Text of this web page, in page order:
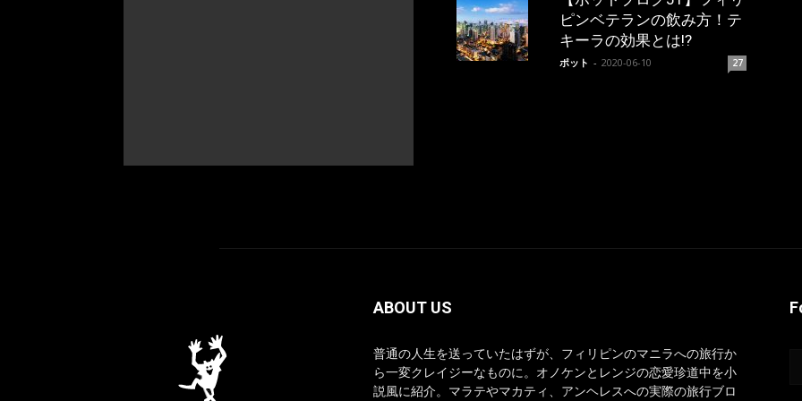
ピンベテランの飲み方！テ
キーラの効果とは!?
ポット - 2020-06-10 27
ABOUT US
普通の人生を送っていたはずが、フィリピンのマニラへの旅行か
ら一変クレイジーなものに。オノケンとレンジの恋愛珍道中を小
説風に紹介。マラテやマカティ、アンヘレスへの実際の旅行ブロ